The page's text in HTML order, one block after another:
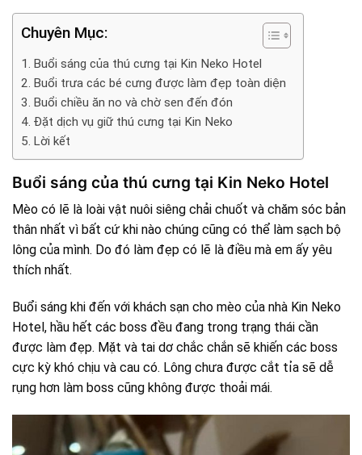
Chuyên Mục:
Buổi sáng của thú cưng tại Kin Neko Hotel
Buổi trưa các bé cưng được làm đẹp toàn diện
Buổi chiều ăn no và chờ sen đến đón
Đặt dịch vụ giữ thú cưng tại Kin Neko
Lời kết
Buổi sáng của thú cưng tại Kin Neko Hotel
Mèo có lẽ là loài vật nuôi siêng chải chuốt và chăm sóc bản
thân nhất vì bất cứ khi nào chúng cũng có thể làm sạch bộ
lông của mình. Do đó làm đẹp có lẽ là điều mà em ấy yêu
thích nhất.
Buổi sáng khi đến với khách sạn cho mèo của nhà Kin Neko
Hotel, hầu hết các boss đều đang trong trạng thái cần
được làm đẹp. Mặt và tai dơ chắc chắn sẽ khiến các boss
cực kỳ khó chịu và cau có. Lông chưa được cắt tỉa sẽ dễ
rụng hơn làm boss cũng không được thoải mái.